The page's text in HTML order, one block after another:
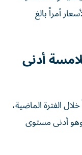
أمراً بالغ
أدنى
الفترة الماضية،
للأوقية، وهو أدنى مستوى